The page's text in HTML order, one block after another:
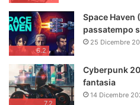
6.2
Space Haven
passatempo
25 Dicembre
7.2
Cyberpunk
fantasia
14 Dicembre